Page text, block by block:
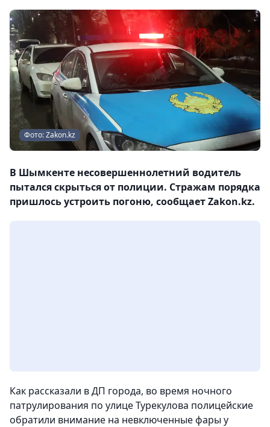
Фото: Zakon.kz
В Шымкенте несовершеннолетний водитель
пытался скрыться от полиции. Стражам порядка
пришлось устроить погоню, сообщает Zakon.kz.
Как рассказали в ДП города, во время ночного
патрулирования по улице Турекулова полицейские
обратили внимание на невключенные фары у